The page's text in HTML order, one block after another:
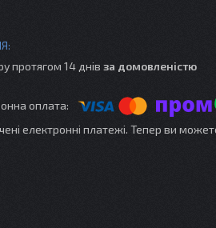
протягом 14 днів за домовленістю
електронні платежі. Тепер ви